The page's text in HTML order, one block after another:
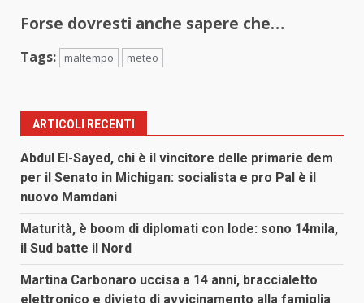
Forse dovresti anche sapere che…
Tags: maltempo meteo
ARTICOLI RECENTI
Abdul El-Sayed, chi è il vincitore delle primarie dem
per il Senato in Michigan: socialista e pro Pal è il
nuovo Mamdani
Maturità, è boom di diplomati con lode: sono 14mila,
il Sud batte il Nord
Martina Carbonaro uccisa a 14 anni, braccialetto
elettronico e divieto di avvicinamento alla famiglia